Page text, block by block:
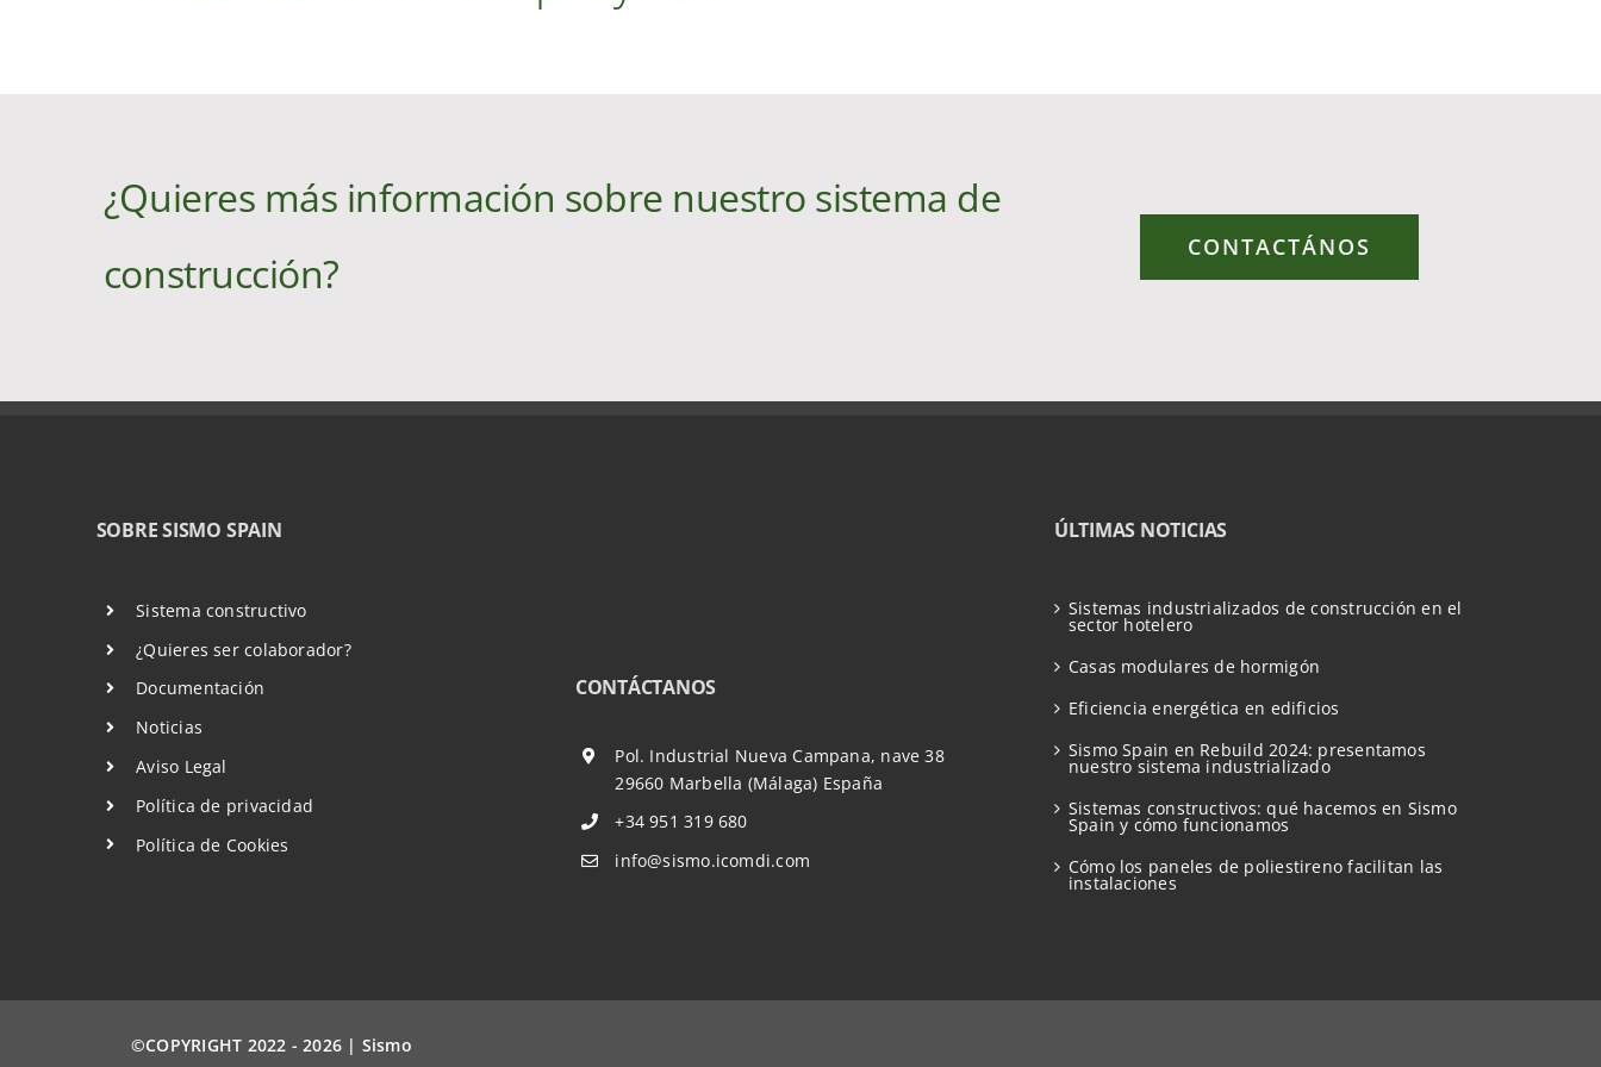
¿Quieres más información sobre nuestro sistema de
construcción?
CONTACTÁNOS
SOBRE SISMO SPAIN
Sistema constructivo
¿Quieres ser colaborador?
Documentación
Noticias
Aviso Legal
Política de privacidad
Política de Cookies
CONTÁCTANOS
Pol. Industrial Nueva Campana, nave 38
29660 Marbella (Málaga) España
+34 951 319 680
info@sismo.icomdi.com
ÚLTIMAS NOTICIAS
Sistemas industrializados de construcción en el
sector hotelero
Casas modulares de hormigón
Eficiencia energética en edificios
Sismo Spain en Rebuild 2024: presentamos
nuestro sistema industrializado
Sistemas constructivos: qué hacemos en Sismo
Spain y cómo funcionamos
Cómo los paneles de poliestireno facilitan las
instalaciones
©COPYRIGHT 2022 - 2026 | Sismo